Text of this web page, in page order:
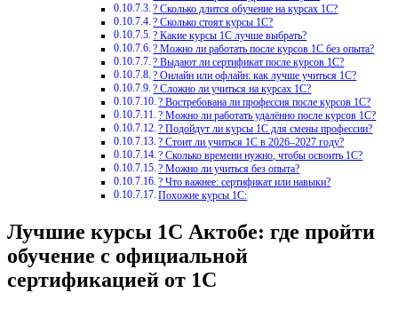
? Сколько длится обучение на курсах 1С?
? Сколько стоят курсы 1С?
? Какие курсы 1С лучше выбрать?
? Можно ли работать после курсов 1С без опыта?
? Выдают ли сертификат после курсов 1С?
? Онлайн или офлайн: как лучше учиться 1С?
? Сложно ли учиться на курсах 1С?
? Востребована ли профессия после курсов 1С?
? Можно ли работать удалённо после курсов 1С?
? Подойдут ли курсы 1С для смены профессии?
? Стоит ли учиться 1С в 2026–2027 году?
? Сколько времени нужно, чтобы освоить 1С?
? Можно ли учиться без опыта?
? Что важнее: сертификат или навыки?
Похожие курсы 1С:
Лучшие курсы 1С Актобе: где пройти
обучение с официальной
сертификацией от 1С